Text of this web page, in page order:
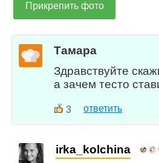
Прикрепить фото
Тамара
Здравствуйте
а зачем тесто
3 ответить
irka_kolchina